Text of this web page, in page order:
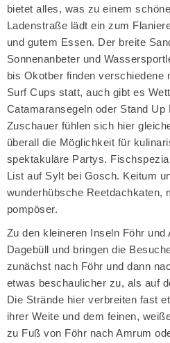
bietet alles, was zu einem
Ladenstraße lädt ein zum
und gutem Essen. Der breite
Sonnenanbeter und
bis Okotber finden verschiedene
Surf Cups statt, auch gibt es
Catamaransegeln oder Stand Up
Zuschauer fühlen sich hier
überall die Möglichkeit für
spektakuläre Partys.
List auf Sylt bei Gosch. Keitum
wunderhübsche Reetdachkaten,
pompöser.
Zu den kleineren Inseln Föhr
Dagebüll und bringen die
zunächst nach Föhr und dann
etwas beschaulicher zu, als auf
Die Strände hier verbreiten fast
ihrer Weite und dem feinen,
zu Fuß von Föhr nach Amrum